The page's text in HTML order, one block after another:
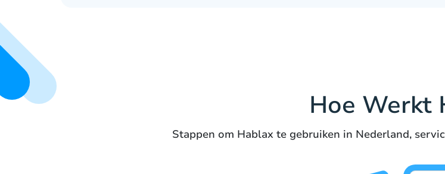
Hoe Werkt
Stappen om Hablax te gebruiken in Nederland,